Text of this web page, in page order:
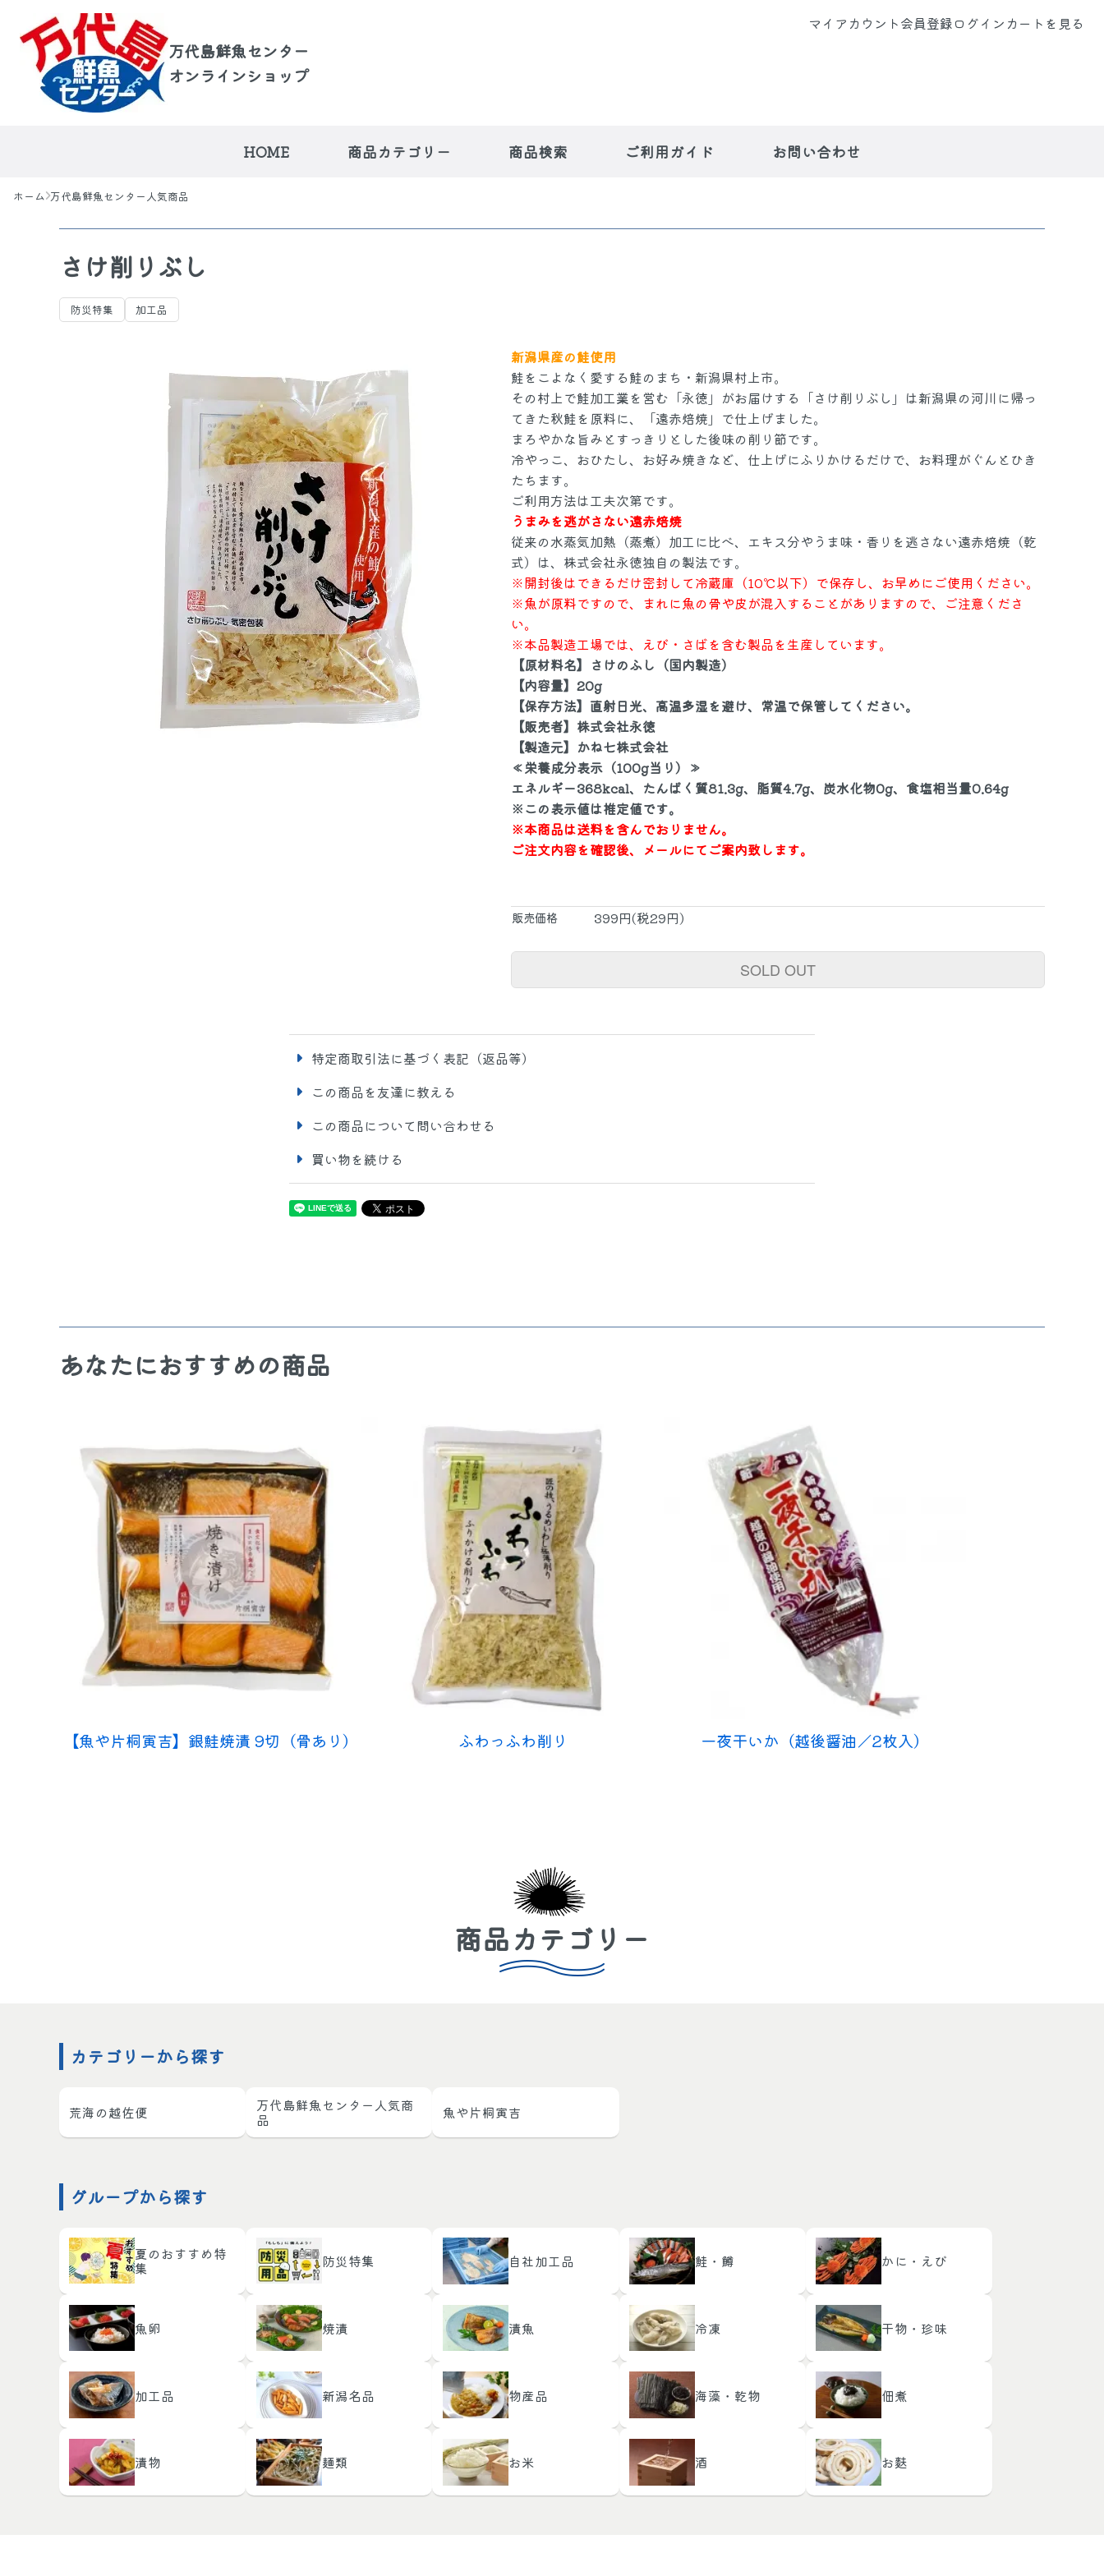
万代島鮮魚センター
オンラインショップ
マイアカウント会員登録ログイン カートを見る
HOME 商品カテゴリー
夏のおすすめ特
防災特集 自社加工品 鮭・鱒
焼漬 漬魚
新潟名品 物産品 海藻・乾物
麺類 お米 酒
商品検索 ご利用ガイド お問い合わせ
ホーム 万代島鮮魚センター人気商品
さけ削りぶし
防災特集 加工品
新潟県産の鮭使用
鮭をこよなく愛する鮭のまち・新潟県村上市。
その村上で鮭加工業を営む「永徳」がお届けする「さけ削りぶし」は新潟県の河川に帰っ
てきた秋鮭を原料に、「遠赤焙焼」で仕上げました。
まろやかな旨みとすっきりとした後味の削り節です。
冷やっこ、おひたし、お好み焼きなど、仕上げにふりかけるだけで、お料理がぐんとひき
たちます。
ご利用方法は工夫次第です。
うまみを逃がさない遠赤焙焼
従来の水蒸気加熱（蒸煮）加工に比べ、エキス分やうま味・香りを逃さない遠赤焙焼（乾
式）は、株式会社永徳独自の製法です。
※開封後はできるだけ密封して冷蔵庫（10℃以下）で保存し、お早めにご使用ください。
※魚が原料ですので、まれに魚の骨や皮が混入することがありますので、ご注意くださ
い。
※本品製造工場では、えび・さばを含む製品を生産しています。
【原材料名】さけのふし（国内製造）
【内容量】20g
【保存方法】直射日光、高温多湿を避け、常温で保管してください。
【販売者】株式会社永徳
【製造元】かね七株式会社
≪栄養成分表示（100g当り）≫
エネルギー368kcal、たんぱく質81.3g、脂質4.7g、炭水化物0g、食塩相当量0.64g
※この表示値は推定値です。
※本商品は送料を含んでおりません。
ご注文内容を確認後、メールにてご案内致します。
販売価格 399円(税29円)
SOLD OUT
特定商取引法に基づく表記（返品等）
この商品を友達に教える
この商品について問い合わせる
買い物を続ける
あなたにおすすめの商品
【魚や片桐寅吉】銀鮭焼漬 9切（骨あり） ふわっふわ削り 一夜干いか（越後醤油／2枚入）
商品カテゴリー
カテゴリーから探す
荒海の越佐便
万代島鮮魚センター人気商
品
魚や片桐寅吉
グループから探す
夏のおすすめ特
集
防災特集 自社加工品 鮭・鱒 かに・えび
魚卵 焼漬 漬魚 冷凍 干物・珍味
加工品 新潟名品 物産品 海藻・乾物 佃煮
漬物 麺類 お米 酒 お麩